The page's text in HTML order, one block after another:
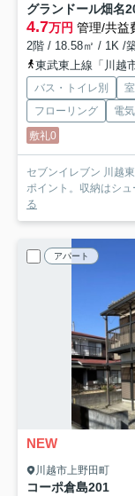
グランドール畑名
4.7万円 管理/共益
2階 / 18.58㎡ / 1K /
東武東上線「川越
バス・トイレ別
フローリング
電
敷礼0
セブンイレブン 川越
ポイント。収納はシ
る
アパート
NEW
川越市上野田町
コーポ倉島201